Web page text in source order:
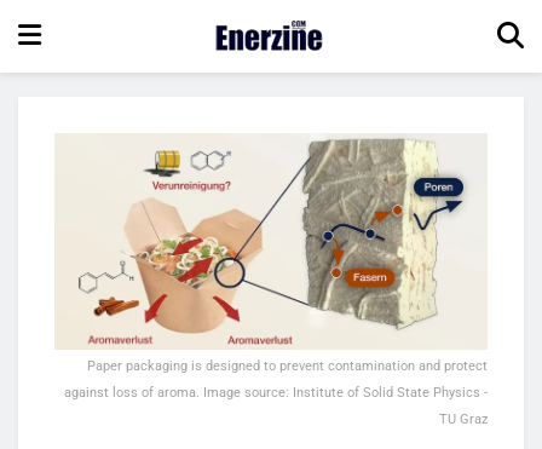
Paper packaging is designed to prevent contamination and protect
against loss of aroma. Image source: Institute of Solid State Physics -
TU Graz